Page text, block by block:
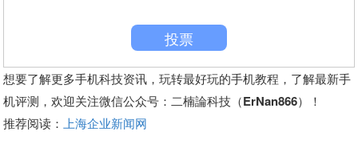
投票
想要了解更多手机科技资讯，玩转最好玩的手机教程，了解最新手
机评测，欢迎关注微信公众号：二楠論科技（ErNan866）！
推荐阅读： 上海企业新闻网